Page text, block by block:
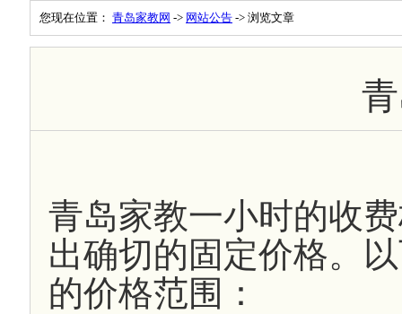
您现在位置： 青岛家教网 -> 网站公告 -> 浏览文章
青岛家教一小时的收
出确切的固定价格。
的价格范围：